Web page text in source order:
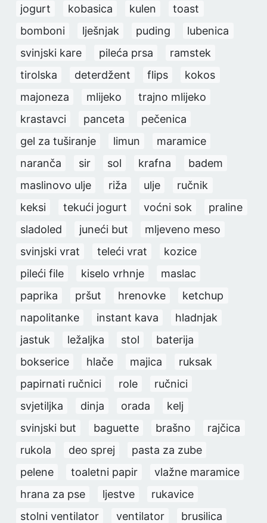
jogurt
kobasica kulen
toast
bomboni
lješnjak puding
lubenica
svinjski kare
pileća prsa
ramstek
tirolska
deterdžent flips
kokos
majoneza
mlijeko
trajno mlijeko
krastavci
panceta
pečenica
gel za tuširanje
limun
maramice
naranča
sir sol krafna
badem
maslinovo ulje
riža ulje
ručnik
keksi
tekući jogurt voćni sok
praline
sladoled
juneći but
mljeveno meso
svinjski vrat
teleći vrat
kozice
pileći file
kiselo vrhnje
maslac
paprika
pršut hrenovke
ketchup
napolitanke
instant kava
hladnjak
jastuk
ležaljka stol
baterija
bokserice
hlače majica
ruksak
papirnati ručnici
role
ručnici
svjetiljka
dinja orada
kelj
svinjski but
baguette brašno
rajčica
rukola
deo sprej
pasta za zube
pelene
toaletni papir
vlažne maramice
hrana za pse
ljestve
rukavice
stolni ventilator
ventilator
brusilica